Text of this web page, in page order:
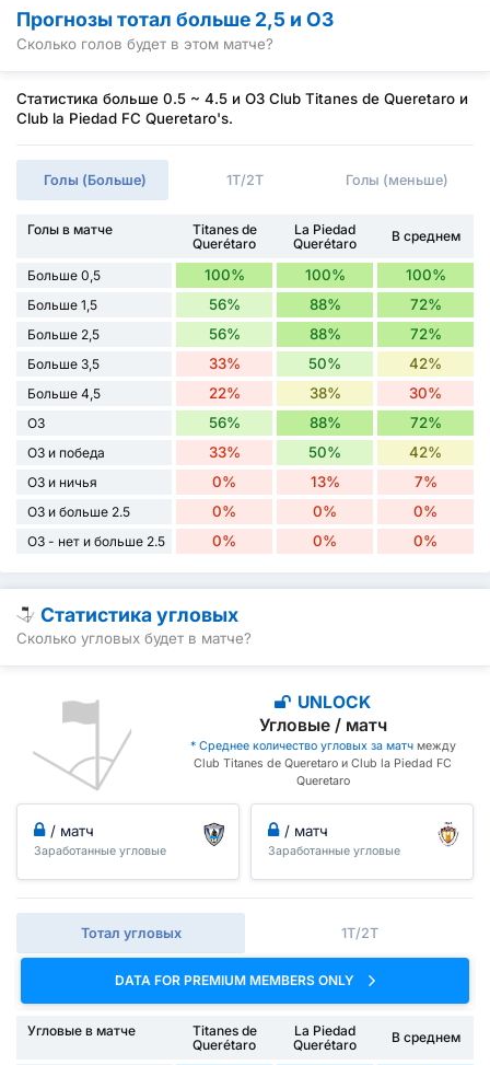
Прогнозы тотал больше 2,5 и ОЗ
Сколько голов будет в этом матче?
Статистика больше 0.5 ~ 4.5 и ОЗ Club Titanes de Queretaro и
Club la Piedad FC Queretaro's.
Голы (Больше) 1Т/2Т Голы (меньше)
Голы в матче
Titanes de
Querétaro
La Piedad
Querétaro
В среднем
Больше 0,5 100% 100% 100%
Больше 1,5 56% 88% 72%
Больше 2,5 56% 88% 72%
Больше 3,5 33% 50% 42%
Больше 4,5 22% 38% 30%
ОЗ 56% 88% 72%
ОЗ и победа 33% 50% 42%
ОЗ и ничья 0% 13% 7%
ОЗ и больше 2.5 0% 0% 0%
ОЗ - нет и больше 2.5 0% 0% 0%
Статистика угловых
Сколько угловых будет в матче?
UNLOCK
Угловые / матч
* Среднее количество угловых за матч между
Club Titanes de Queretaro и Club la Piedad FC
Queretaro
/ матч
Заработанные угловые
/ матч
Заработанные угловые
Тотал угловых 1Т/2Т
DATA FOR PREMIUM MEMBERS ONLY
Угловые в матче
Titanes de
Querétaro
La Piedad
Querétaro
В среднем